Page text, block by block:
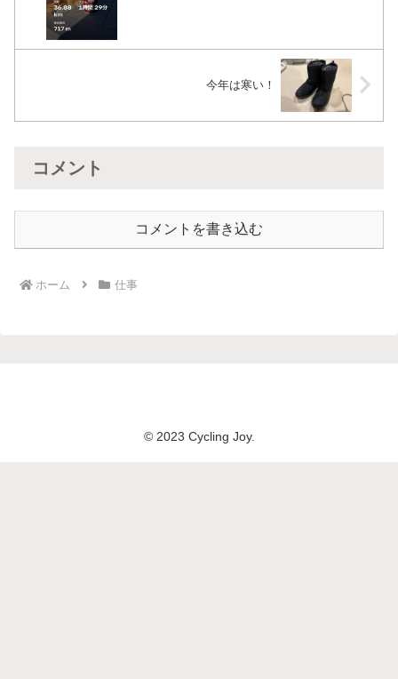
今年は寒い！
コメント
コメントを書き込む
ホーム 仕事
© 2023 Cycling Joy.